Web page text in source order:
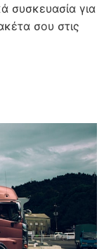
συσκευασία για
σου στις